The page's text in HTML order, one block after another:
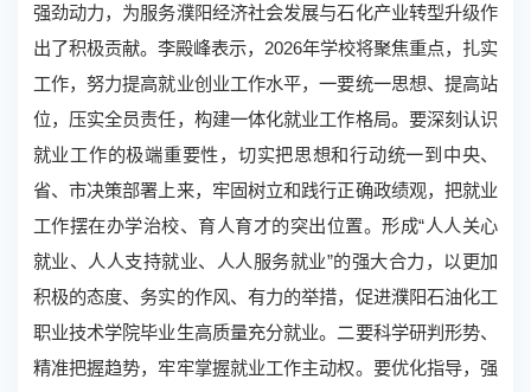
强劲动力，为服务濮阳经济社会发展与石化产业转型升级作
出了积极贡献。李殿峰表示，2026年学校将聚焦重点，扎实
工作，努力提高就业创业工作水平，一要统一思想、提高站
位，压实全员责任，构建一体化就业工作格局。要深刻认识
就业工作的极端重要性，切实把思想和行动统一到中央、
省、市决策部署上来，牢固树立和践行正确政绩观，把就业
工作摆在办学治校、育人育才的突出位置。形成“人人关心
就业、人人支持就业、人人服务就业”的强大合力，以更加
积极的态度、务实的作风、有力的举措，促进濮阳石油化工
职业技术学院毕业生高质量充分就业。二要科学研判形势、
精准把握趋势，牢牢掌握就业工作主动权。要优化指导，强